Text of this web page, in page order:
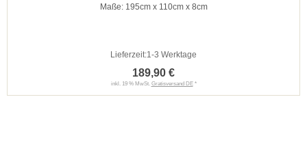
Maße: 195cm x 110cm x 8cm
Lieferzeit:1-3 Werktage
189,90 €
inkl. 19 % MwSt. Gratisversand DE*